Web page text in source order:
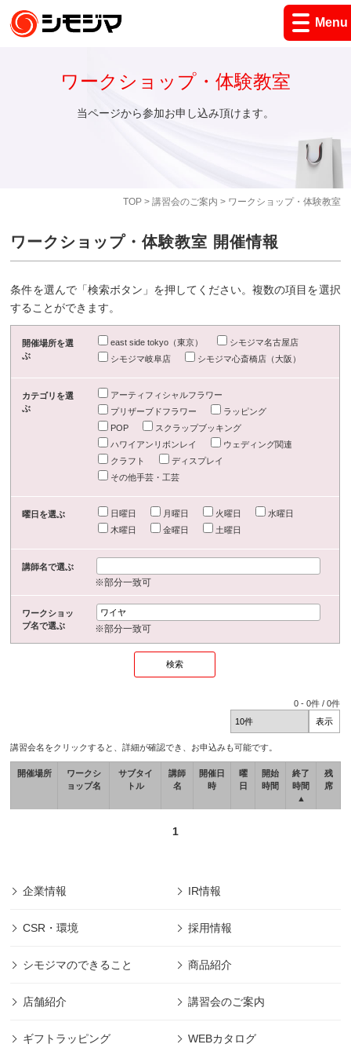
Menu
TOP> 講習会のご案内 > ワークショップ・体験教室
ワークショップ・体験教室
当ページから参加お申し込み頂けます。
ワークショップ・体験教室 開催情報
条件を選んで「検索ボタン」を押してください。複数の項目を選択
することができます。
開催場所を選
ぶ
east side tokyo（東京）
シモジマ名古屋店
シモジマ岐阜店
シモジマ心斎橋店（大阪）
カテゴリを選
ぶ
アーティフィシャルフラワー
プリザーブドフラワー
ラッピング
POP
スクラップブッキング
ハワイアンリボンレイ
ウェディング関連
クラフト
ディスプレイ
その他手芸・工芸
曜日を選ぶ 日曜日 月曜日 火曜日
水曜日
木曜日
金曜日 土曜日
講師名で選ぶ
※部分一致可
ワークショッ
プ名で選ぶ
※部分一致可
0 -0件 /0件
講習会名をクリックすると、詳細が確認でき、お申込みも可能です。
開催場所
ワークシ
ョップ名
サブタイ
トル
講師
名
開催日
時
曜
日
開始
時間
終了
時間
▲
残
席
1
企業情報 IR情報
CSR・環境 採用情報
シモジマのできること 商品紹介
店舗紹介 講習会のご案内
ギフトラッピング WEBカタログ